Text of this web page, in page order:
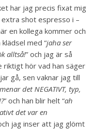
har jag precis fixat mig
shot espresso i –
en kollega kommer och
med “jaha ser
alltså!” och jag är så
hör vad han säger
gå, sen vaknar jag till
det NEGATIVT, typ,
” och han blir helt “ah
det var en
jag inser att jag glömt